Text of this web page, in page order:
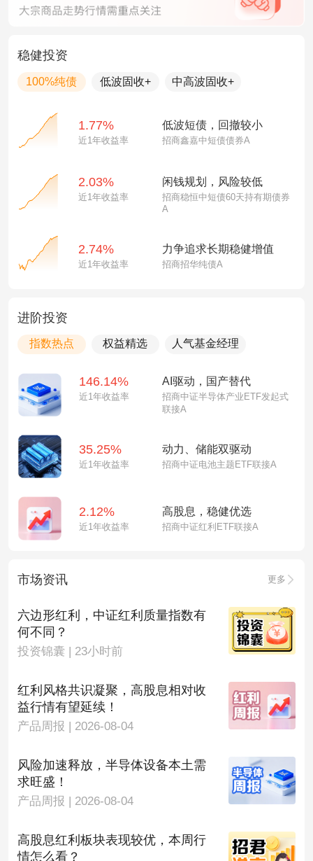
稳健投资
100%纯债 低波固收+ 中高波固收+
1.77%
近1年收益率
低波短债，回撤较小
招商鑫嘉中短债债券A
2.03%
近1年收益率
闲钱规划，风险较低
招商稳恒中短债60天持有期债券
A
2.74%
近1年收益率
力争追求长期稳健增值
招商招华纯债A
进阶投资
指数热点 权益精选 人气基金经理
146.14%
近1年收益率
AI驱动，国产替代
招商中证半导体产业ETF发起式
联接A
35.25%
近1年收益率
动力、储能双驱动
招商中证电池主题ETF联接A
2.12%
近1年收益率
高股息，稳健优选
招商中证红利ETF联接A
市场资讯 更多
六边形红利，中证红利质量指数有
何不同？
投资锦囊 | 23小时前
红利风格共识凝聚，高股息相对收
益行情有望延续！
产品周报 | 2026-08-04
风险加速释放，半导体设备本土需
求旺盛！
产品周报 | 2026-08-04
高股息红利板块表现较优，本周行
情怎么看？